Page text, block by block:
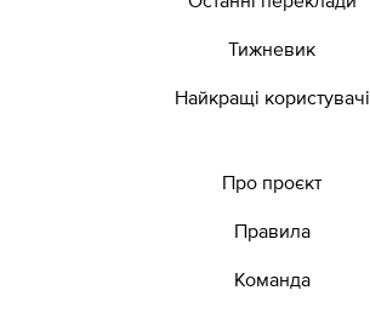
Тижневик
Найкращі користувачі
Про проєкт
Правила
Команда